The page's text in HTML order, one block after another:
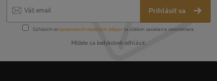
Prihlásiť sa
Súhlasím sospracovaním osobných údajov za účelom zasielania newslettera.
Môžete sa kedykoľvek odhlásiť.